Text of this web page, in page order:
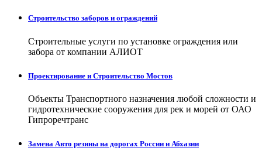
Строительство заборов и ограждений
Строительные услуги по установке ограждения или
забора от компании АЛИОТ
Проектирование и Строительство Мостов
Объекты Транспортного назначения любой сложности и
гидротехнические сооружения для рек и морей от ОАО
Гипроречтранс
Замена Авто резины на дорогах России и Абхазии